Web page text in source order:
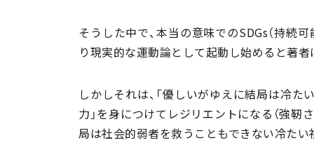
そうした中で、本当の意味でのSDGs（持続可
り現実的な運動論として起動し始めると著者
しかしそれは、「優しいがゆえに結局は冷た
力」を身につけてレジリエントになる（強靭
局は社会的弱者を救うこともできない冷たい